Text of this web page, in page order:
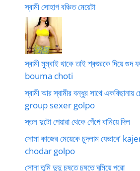
স্বামী সোহাগ বঞ্চিত মেয়েটা
স্বামী মুম্বাই থাকে তাই শ্বশুরকে দিয়ে
bouma choti
স্বামী আর স্বামীর বন্ধুর সাথে
group sexer golpo
স্তন দুটো পেয়ারা থেকে পেঁপে বানিয়ে দিল
সোমা কাজের মেয়েকে চুদলাম যেভাবে’
chodar golpo
সোনা তুমি দুদু চুষতে চুষতে ঘুমিয়ে পরো